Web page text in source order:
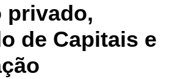
privado,
de Capitais e